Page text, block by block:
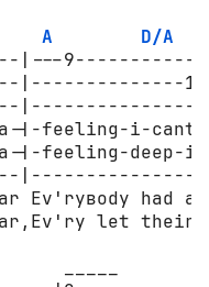
A
D/A
|---
|--------------
|-feeling-i-
|-feeling-deep-
Ev'ryвоdу had
let their